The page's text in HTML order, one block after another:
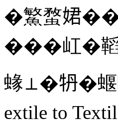
�鰵蝥𡝗��
���屸�鞱
蝝⊥�𤘪�
extile to